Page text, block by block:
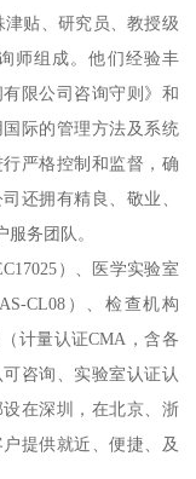
贴、研究员、教授级
师组成。他们经验丰
限公司咨询守则》和
际的管理方法及系统
严格控制和监督，确
还拥有精良、敬业、
务团队。
）、医学实验室
CL08）、检查机构
计量认证CMA，含各
咨询、实验室认证认
在深圳，在北京、浙
提供就近、便捷、及